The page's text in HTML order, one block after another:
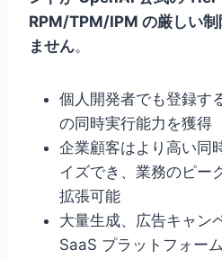
RPM/TPM/IPM の厳しい制
ません。
個人開発者でも登録す
の同時実行能力を獲得
企業顧客はより高い同
イズでき、業務のピー
拡張可能
大量生成、広告キャン
SaaS プラットフォー